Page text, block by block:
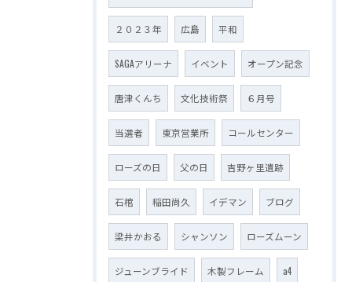
２０２３年 広島 平和
SAGAアリーナ イベント オープン記念
唐津くんち 文化技術祭 ６月号
当選者 東京営業所 コールセンター
ローズの日 父の日 吉野ヶ里遺跡
石棺 稲田尚久 イデマン ブログ
梁井かおる シャンソン ローズムーン
ジューンブライド 木製フレーム a4